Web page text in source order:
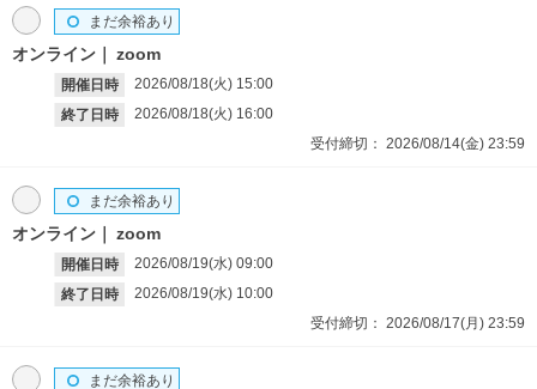
オンライン zoom
開催日時 2026/08/18(火) 15:00
終了日時
2026/08/18(火) 16:00
まだ余裕あり
受付締切： 2026/08/14(金) 23:59
オンライン zoom
開催日時 2026/08/19(水) 09:00
終了日時
2026/08/19(水) 10:00
まだ余裕あり
受付締切： 2026/08/17(月) 23:59
まだ余裕あり